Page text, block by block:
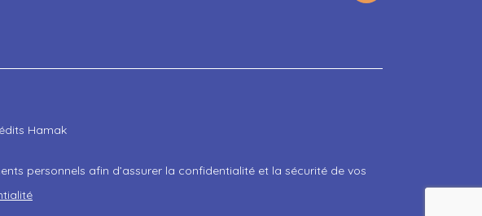
Hamak
personnels afin d’assurer la confidentialité et la sécurité de vos